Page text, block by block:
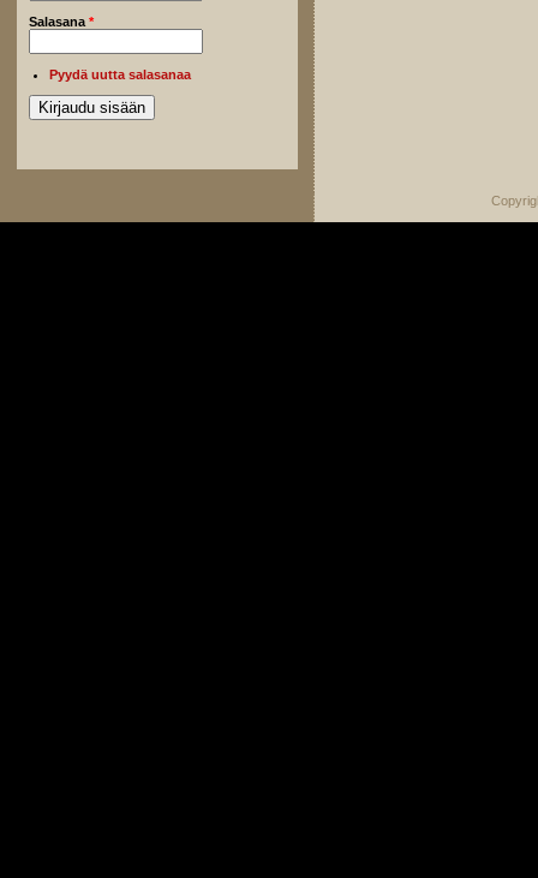
Salasana *
Pyydä uutta salasanaa